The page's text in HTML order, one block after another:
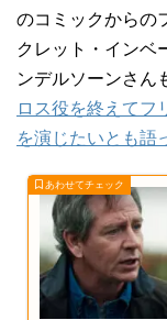
のコミックからの
クレット・インベ
ンデルソーンさん
ロス役を終えてフ
を演じたいとも語